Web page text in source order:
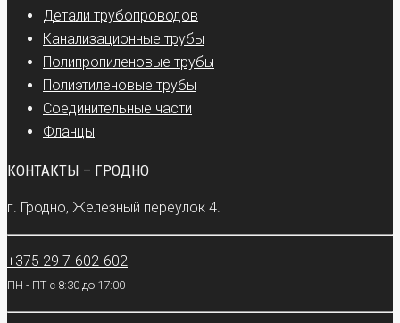
Детали трубопроводов
Канализационные трубы
Полипропиленовые трубы
Полиэтиленовые трубы
Соединительные части
Фланцы
КОНТАКТЫ – ГРОДНО
г. Гродно, Железный переулок 4.
+375 29 7-602-602
ПН - ПТ с 8:30 до 17:00